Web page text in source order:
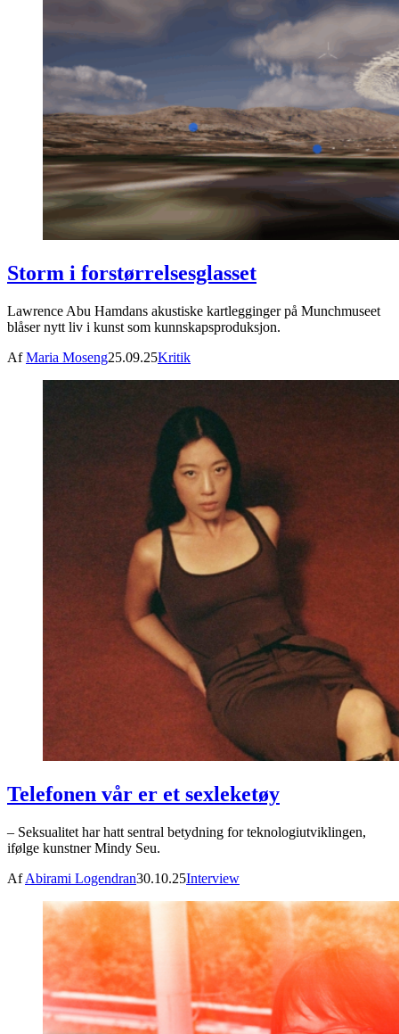
Storm i forstørrelsesglasset
Lawrence Abu Hamdans akustiske kartlegginger på Munchmuseet
blåser nytt liv i kunst som kunnskapsproduksjon.
AfMaria Moseng25.09.25Kritik
Telefonen vår er et sexleketøy
– Seksualitet har hatt sentral betydning for teknologiutviklingen,
ifølge kunstner Mindy Seu.
AfAbirami Logendran30.10.25Interview